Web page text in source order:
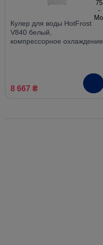
Кулер для воды HotFrost
V840 белый,
компрессорное охлаждение
8 667 ₴